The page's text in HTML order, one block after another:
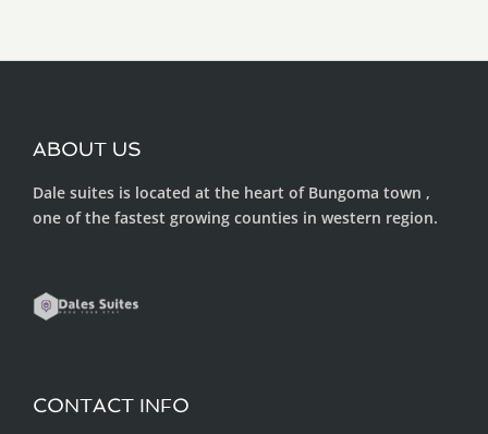
ABOUT US
Dale suites is located at the heart of Bungoma town ,
one of the fastest growing counties in western region.
CONTACT INFO